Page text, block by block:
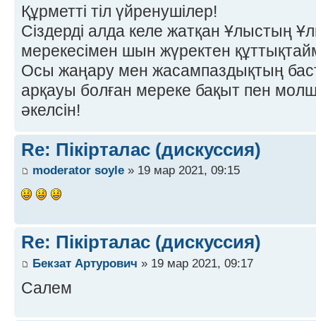
Құрметті тіл үйренушілер!
Сіздерді алда келе жатқан Ұлыстың
мерекесімен шын жүректен
Осы жаңару мен жасампаздықтың
арқауы болған мереке бақыт пен
әкелсін!
Re: Пікірталас (дискуссия)
moderator soyle » 19 мар 2021, 09:15
Re: Пікірталас (дискуссия)
Бекзат Артурович » 19 мар 2021, 09:17
Салем